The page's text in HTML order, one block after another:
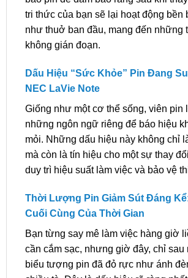
tri thức của bạn sẽ lại hoạt động bền
như thuở ban đầu, mang đến những
không gián đoạn.
Dấu Hiệu “Sức Khỏe” Pin Đang
NEC LaVie Note
Giống như một cơ thể sống, viên pin
những ngôn ngữ riêng để báo hiệu
mỏi. Những dấu hiệu này không chỉ
mà còn là tín hiệu cho một sự thay
duy trì hiệu suất làm việc và bảo vệ
Thời Lượng Pin Giảm Sút Đáng
Cuối Cùng Của Thời Gian
Bạn từng say mê làm việc hàng giờ
cần cắm sạc, nhưng giờ đây, chỉ sau
biểu tượng pin đã đỏ rực như ánh